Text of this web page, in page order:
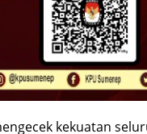
kekuatan